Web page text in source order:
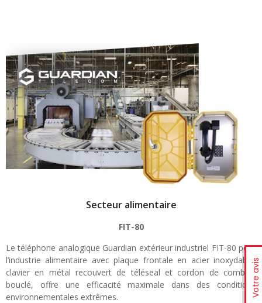
Votre avis
Secteur alimentaire
FIT-80
Le téléphone analogique Guardian extérieur industriel FIT-80 pour
l’industrie alimentaire avec plaque frontale en acier inoxydable,
clavier en métal recouvert de téléseal et cordon de combiné
bouclé, offre une efficacité maximale dans des conditions
environnementales extrêmes.